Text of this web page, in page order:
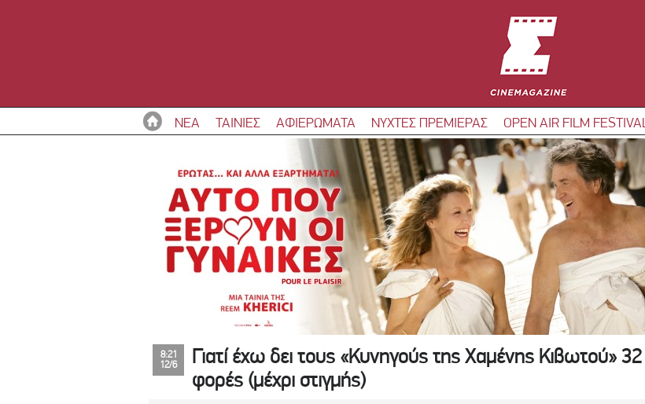
ΝΕΑ ΤΑΙΝΙΕΣ ΑΦΙΕΡΩΜΑΤΑ ΝΥΧΤΕΣ ΠΡΕΜΙΕΡΑΣ OPEN AIR FILM FESTIVAL
8:21
12/6
Γιατί έχω δει τους «Κυνηγούς της Χαμένης Κιβωτού» 32
φορές (μέχρι στιγμής)